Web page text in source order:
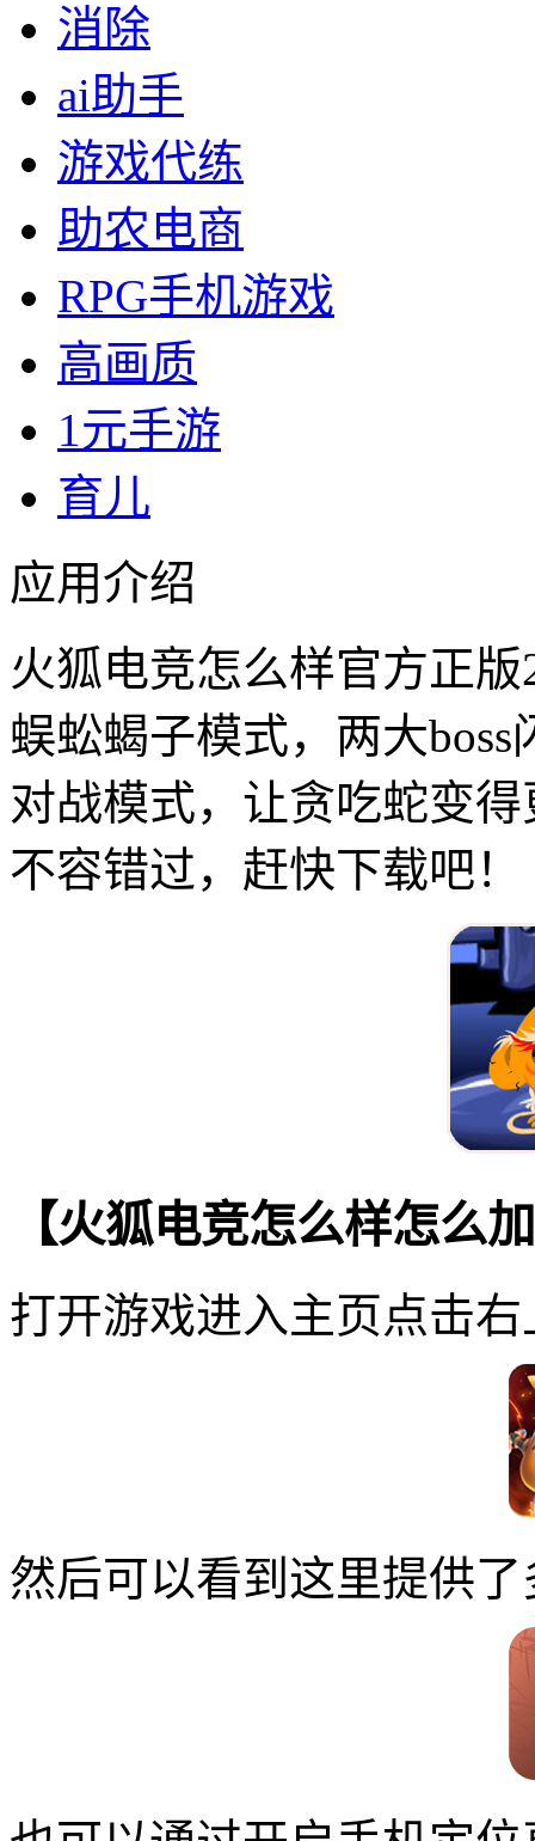
消除
ai助手
游戏代练
助农电商
RPG手机游戏
高画质
1元手游
育儿
应用介绍
火狐电竞怎么样官方正
蜈蚣蝎子模式，两大
对战模式，让贪吃蛇变
不容错过，赶快下载吧！
【火狐电竞怎么样怎么
打开游戏进入主页点击
然后可以看到这里提供